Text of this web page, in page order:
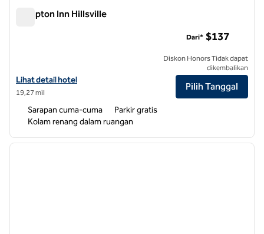
Hampton Inn Hillsville
Lihat detail hotel untuk Hampton Inn Hillsville
Lihat detail hotel
19,27 mil
Dari* $137
Diskon Honors Tidak dapat
dikembalikan
Pilih Tanggal
Sarapan cuma-cuma
Parkir gratis
Kolam renang dalam ruangan
1 dari 12